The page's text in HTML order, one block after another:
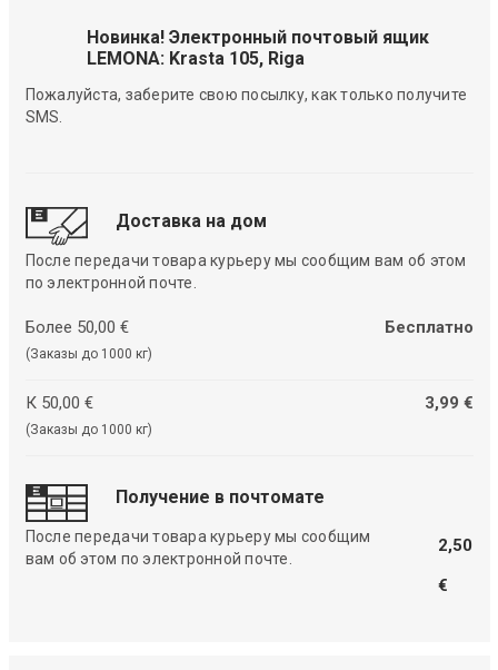
Новинка! Электронный почтовый ящик
LEMONA: Krasta 105, Riga
Пожалуйста, заберите свою посылку, как только получите
SMS.
Доставка на дом
После передачи товара курьеру мы сообщим вам об этом
по электронной почте.
Более 50,00 €
(Заказы до 1000 кг)
Бесплатно
К 50,00 €
(Заказы до 1000 кг)
3,99 €
Получение в почтомате
После передачи товара курьеру мы сообщим
вам об этом по электронной почте.
2,50
€